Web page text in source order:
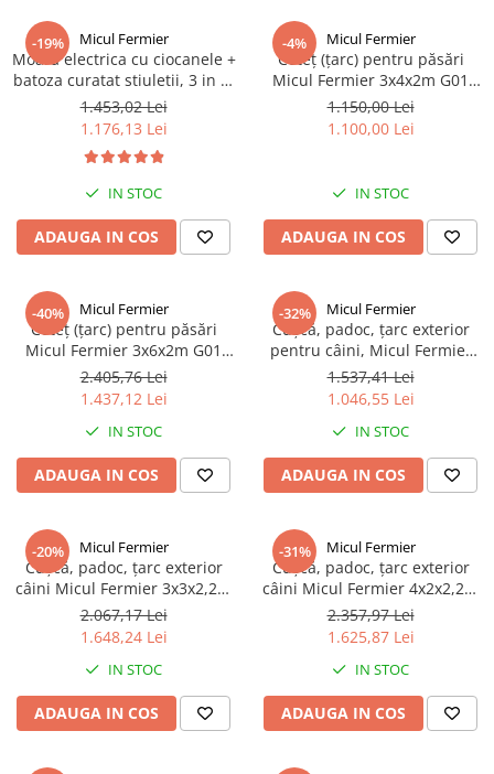
-19% Micul Fermier
Moara electrica cu ciocanele +
batoza curatat stiuletii, 3 in 1,
Micul Fermier GF-0891-S001-
G01
1.453,02 Lei
1.176,13 Lei
IN STOC
ADAUGA IN COS
-4% Micul Fermier
Coteț (țarc) pentru păsări
Micul Fermier 3x4x2m G01
MF-TP1002-S001-G01
1.150,00 Lei
1.100,00 Lei
IN STOC
ADAUGA IN COS
-40% Micul Fermier
Coteț (țarc) pentru păsări
Micul Fermier 3x6x2m G01
MF-TP1003-S001-G01
2.405,76 Lei
1.437,12 Lei
IN STOC
ADAUGA IN COS
-32% Micul Fermier
Cușcă, padoc, țarc exterior
pentru câini, Micul Fermier
2x2x1,5m CA G01 MF-TC1001-
S001-G01
1.537,41 Lei
1.046,55 Lei
IN STOC
ADAUGA IN COS
-20% Micul Fermier
Cușcă, padoc, țarc exterior
câini Micul Fermier 3x3x2,2m
CA G01 MF-TC1002-S001-G01
2.067,17 Lei
1.648,24 Lei
IN STOC
ADAUGA IN COS
-31% Micul Fermier
Cușcă, padoc, țarc exterior
câini Micul Fermier 4x2x2,2m
CA G01 MF-TC1003-S001-G01
2.357,97 Lei
1.625,87 Lei
IN STOC
ADAUGA IN COS